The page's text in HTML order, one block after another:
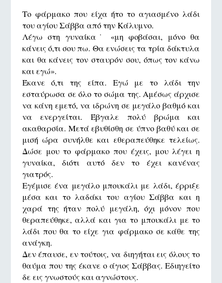
Το φάρμακο που είχα ήτο το αγιασμένο λάδι
του αγίου Σάββα από την Κάλυμνο.
Λέγω στη γυναίκα˙ «μη φοβάσαι, μόνο θα
κάνεις ό,τι σου πω. Θα ενώσεις τα τρία δάκτυλα
και θα κάνεις τον σταυρόν σου, όπως τον κάνω
και εγώ».
Έκανε ό,τι της είπα. Εγώ με το λάδι την
εσταύρωσα σε όλο το σώμα της. Αμέσως άρχισε
να κάνη εμετό, να ιδρώνη σε μεγάλο βαθμό και
να ενεργείται. Έβγαλε πολύ βρώμα και
ακαθαρσία. Μετά εβυθίσθη σε ύπνο βαθύ και σε
μισή ώρα συνήλθε και εθεραπεύθηκε τελείως.
Δώσε μου το φάρμακο που έχεις, μου λέγει η
γυναίκα, διότι αυτό δεν το έχει κανένας
γιατρός.
Εγέμισε ένα μεγάλο μπουκάλι με λάδι, έρριξε
μέσα και το λαδάκι του αγίου Σάββα και η
χαρά της ήταν πολύ μεγάλη, όχι μόνον που
θεραπεύθηκε, αλλά και για το μπουκάλι με το
λάδι που θα το είχε για φάρμακο σε κάθε της
ανάγκη.
Δεν έπαυσε, εν τούτοις, να διηγήται εις όλους το
θαύμα που της έκανε ο άγιος Σάββας. Εδιηγείτο
δε εις γνωστούς και αγνώστους.